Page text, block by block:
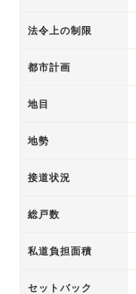
法令上の制限
都市計画
地目
地勢
接道状況
総戸数
私道負担面積
セットバック